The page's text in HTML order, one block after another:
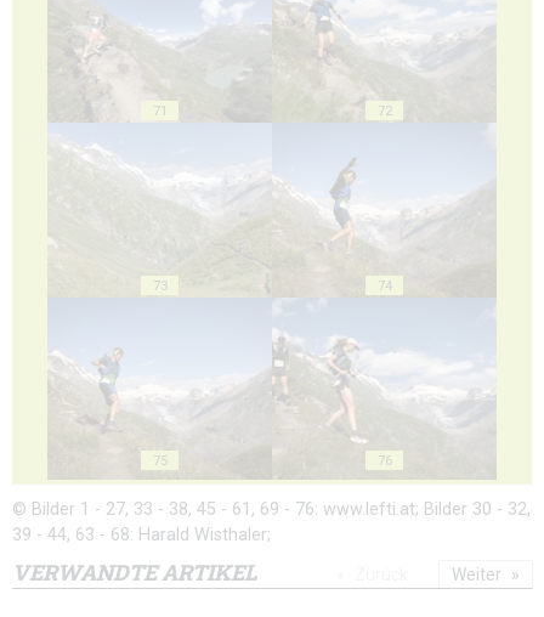
71 72
73 74
75 76
© Bilder 1 - 27, 33 - 38, 45 - 61, 69 - 76: www.lefti.at; Bilder 30 - 32,
39 - 44, 63 - 68: Harald Wisthaler;
VERWANDTE ARTIKEL Weiter